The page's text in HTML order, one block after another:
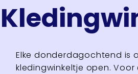
Elke donderdagochtend is
kledingwinkeltje open. Voor